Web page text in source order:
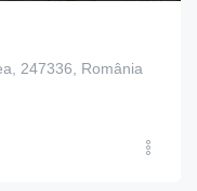
247336, România